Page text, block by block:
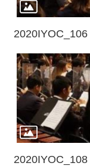
2020IYOC_106
2020IYOC_108